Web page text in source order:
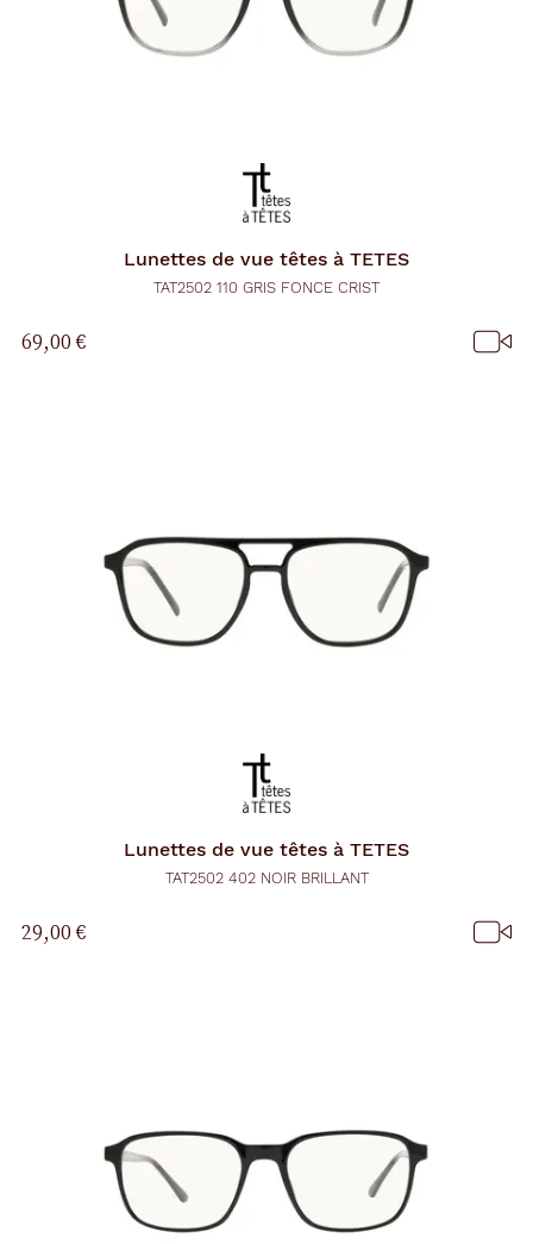
Lunettes de vue têtes à TETES
TAT2502 110 GRIS FONCE CRIST
69,00 €
Lunettes de vue têtes à TETES
TAT2502 402 NOIR BRILLANT
29,00 €